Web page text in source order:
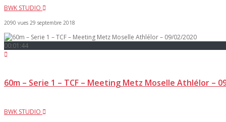
BWK STUDIO
2090 vues 29 septembre 2018
00:01:44
60m – Serie 1 – TCF – Meeting Metz Moselle Athlélor –
BWK STUDIO